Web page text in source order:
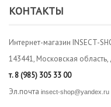
КОНТАКТЫ
Интернет-магазин INSECT-
143441, Московская
т.8 (985) 305 33 00
Эл.почта insect-shop@yandex.ru